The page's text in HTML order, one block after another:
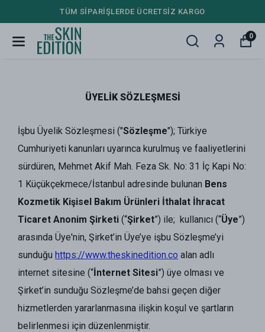
TÜM SİPARİŞLERDE ÜCRETSİZ KARGO
0
ÜYELİK SÖZLEŞMESİ
İşbu Üyelik Sözleşmesi ("Sözleşme"); Türkiye
Cumhuriyeti kanunları uyarınca kurulmuş ve faaliyetlerini
sürdüren, Mehmet Akif Mah. Feza Sk. No: 31 İç Kapi No:
1 Küçükçekmece/İstanbul adresinde bulunan Bens
Kozmetik Kişisel Bakım Ürünleri İthalat İhracat
Ticaret Anonim Şirketi (“Şirket”) ile; kullanıcı (“Üye”)
arasında Üye'nin, Şirket’in Üye’ye işbu Sözleşme’yi
sunduğu https://www.theskinedition.co alan adlı
internet sitesine (“İnternet Sitesi”) üye olması ve
Şirket’in sunduğu Sözleşme’de bahsi geçen diğer
hizmetlerden yararlanmasına ilişkin koşul ve şartların
belirlenmesi için düzenlenmiştir.